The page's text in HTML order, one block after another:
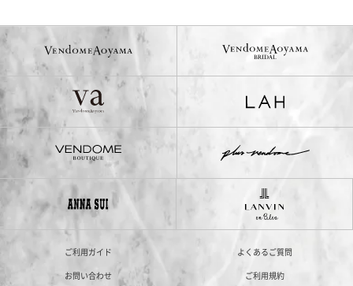
ご利用ガイド
よくあるご質問
お問い合わせ
ご利用規約